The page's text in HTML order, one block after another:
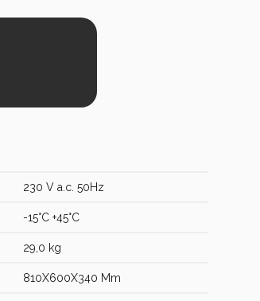
230 V a.c. 50Hz
-15°C +45°C
29,0 kg
810X600X340 Mm